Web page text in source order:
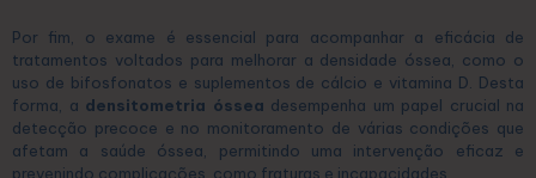
Por fim, o exame é essencial para acompanhar a eficácia de
tratamentos voltados para melhorar a densidade óssea, como o
uso de bifosfonatos e suplementos de cálcio e vitamina D. Desta
forma, a densitometria óssea desempenha um papel crucial na
detecção precoce e no monitoramento de várias condições que
afetam a saúde óssea, permitindo uma intervenção eficaz e
prevenindo complicações, como fraturas e incapacidades.